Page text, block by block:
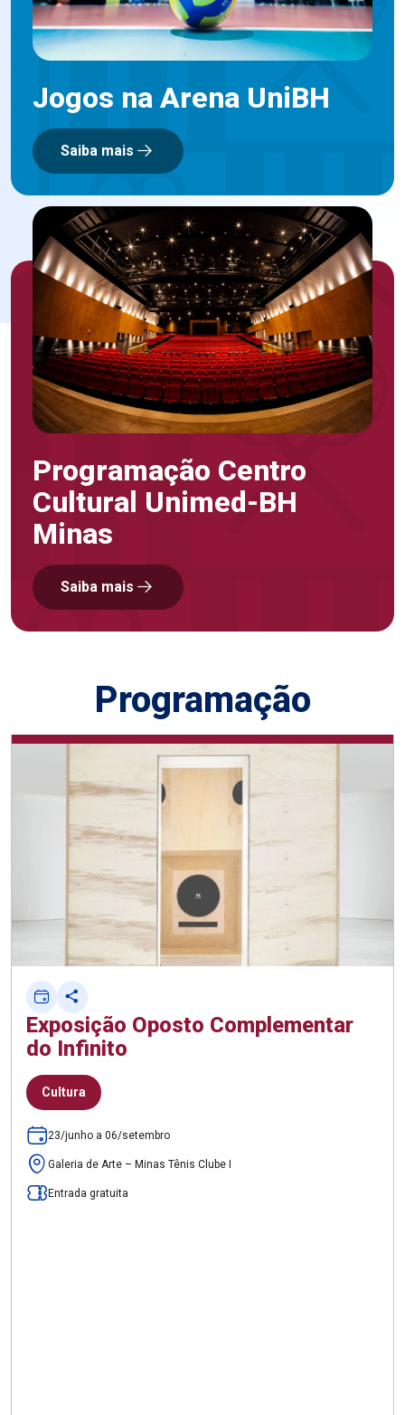
Jogos na Arena UniBH
Saiba mais
Programação Centro
Cultural Unimed-BH
Minas
Saiba mais
Programação
Exposição Oposto Complementar
do Infinito
Cultura
23/junho a 06/setembro
Galeria de Arte – Minas Tênis Clube I
Entrada gratuita